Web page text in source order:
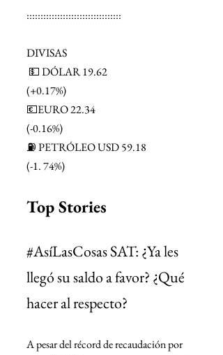
::::::::::::::::::::::::::::::::::
DIVISAS
💵 DÓLAR 19.62
(+0.17%)
💶EURO 22.34
(-0.16%)
⛽ PETRÓLEO USD 59.18
(-1. 74%)
Top Stories
#AsíLasCosas SAT: ¿Ya les
llegó su saldo a favor? ¿Qué
hacer al respecto?
A pesar del récord de recaudación por